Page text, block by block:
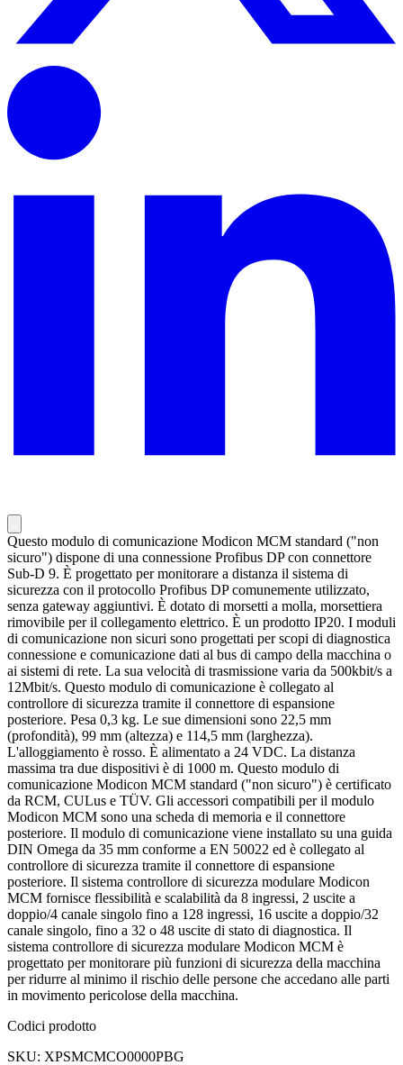
Questo modulo di comunicazione Modicon MCM standard ("non
sicuro") dispone di una connessione Profibus DP con connettore
Sub-D 9. È progettato per monitorare a distanza il sistema di
sicurezza con il protocollo Profibus DP comunemente utilizzato,
senza gateway aggiuntivi. È dotato di morsetti a molla, morsettiera
rimovibile per il collegamento elettrico. È un prodotto IP20. I moduli
di comunicazione non sicuri sono progettati per scopi di diagnostica
connessione e comunicazione dati al bus di campo della macchina o
ai sistemi di rete. La sua velocità di trasmissione varia da 500kbit/s a
12Mbit/s. Questo modulo di comunicazione è collegato al
controllore di sicurezza tramite il connettore di espansione
posteriore. Pesa 0,3 kg. Le sue dimensioni sono 22,5 mm
(profondità), 99 mm (altezza) e 114,5 mm (larghezza).
L'alloggiamento è rosso. È alimentato a 24 VDC. La distanza
massima tra due dispositivi è di 1000 m. Questo modulo di
comunicazione Modicon MCM standard ("non sicuro") è certificato
da RCM, CULus e TÜV. Gli accessori compatibili per il modulo
Modicon MCM sono una scheda di memoria e il connettore
posteriore. Il modulo di comunicazione viene installato su una guida
DIN Omega da 35 mm conforme a EN 50022 ed è collegato al
controllore di sicurezza tramite il connettore di espansione
posteriore. Il sistema controllore di sicurezza modulare Modicon
MCM fornisce flessibilità e scalabilità da 8 ingressi, 2 uscite a
doppio/4 canale singolo fino a 128 ingressi, 16 uscite a doppio/32
canale singolo, fino a 32 o 48 uscite di stato di diagnostica. Il
sistema controllore di sicurezza modulare Modicon MCM è
progettato per monitorare più funzioni di sicurezza della macchina
per ridurre al minimo il rischio delle persone che accedano alle parti
in movimento pericolose della macchina.
Codici prodotto
SKU: XPSMCMCO0000PBG